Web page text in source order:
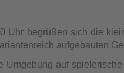
Uhr begrüßen sich die
aufgebauten
Umgebung auf